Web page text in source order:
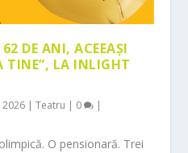
DE ANI, ACEEAȘI
TINE”, LA INLIGHT
2026 |Teatru | 0 |
O pensionară. Trei